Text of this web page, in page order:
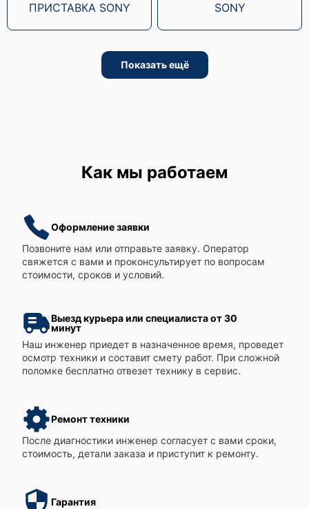
ПРИСТАВКА SONY
SONY
Показать ещё
Как мы работаем
Оформление заявки
Позвоните нам или отправьте заявку. Оператор
свяжется с вами и проконсультирует по вопросам
стоимости, сроков и условий.
Выезд курьера или специалиста от 30
минут
Наш инженер приедет в назначенное время, проведет
осмотр техники и составит смету работ. При сложной
поломке бесплатно отвезет технику в сервис.
Ремонт техники
После диагностики инженер согласует с вами сроки,
стоимость, детали заказа и приступит к ремонту.
Гарантия